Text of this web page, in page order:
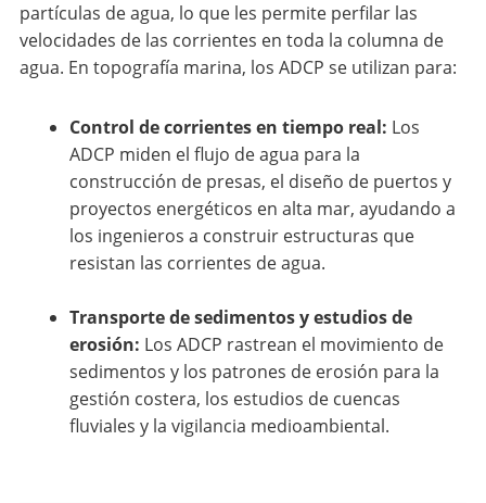
partículas de agua, lo que les permite perfilar las
velocidades de las corrientes en toda la columna de
agua. En topografía marina, los ADCP se utilizan para:
Control de corrientes en tiempo real: Los
ADCP miden el flujo de agua para la
construcción de presas, el diseño de puertos y
proyectos energéticos en alta mar, ayudando a
los ingenieros a construir estructuras que
resistan las corrientes de agua.
Transporte de sedimentos y estudios de
erosión: Los ADCP rastrean el movimiento de
sedimentos y los patrones de erosión para la
gestión costera, los estudios de cuencas
fluviales y la vigilancia medioambiental.